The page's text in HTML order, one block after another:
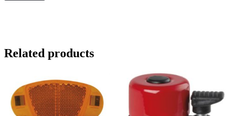
Related products